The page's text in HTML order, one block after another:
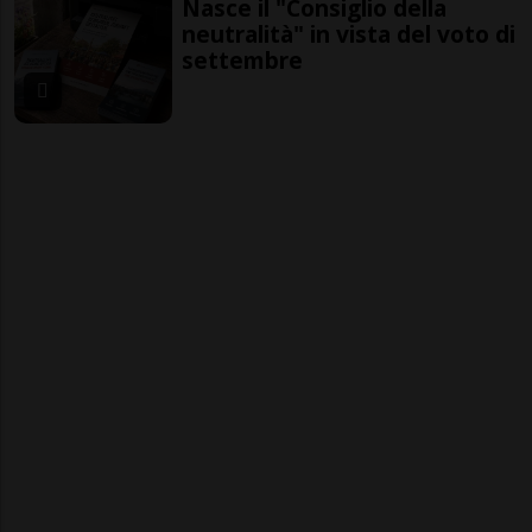
Nasce il "Consiglio della
neutralità" in vista del voto di
settembre